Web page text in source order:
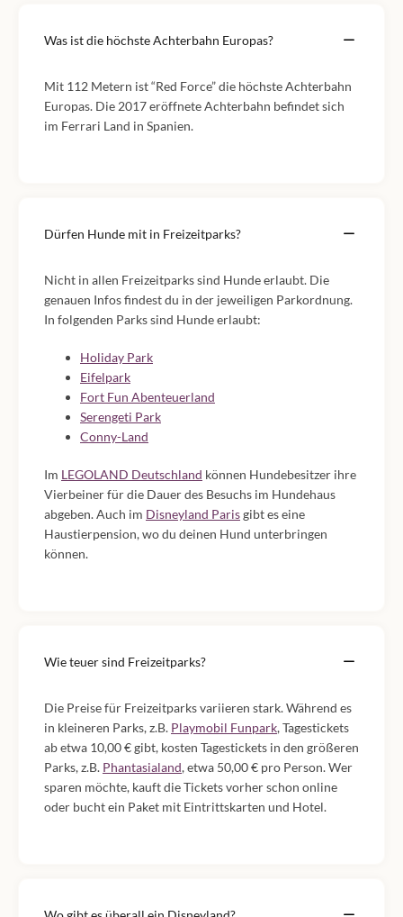
Was ist die höchste Achterbahn Europas?
Mit 112 Metern ist “Red Force” die höchste Achterbahn
Europas. Die 2017 eröffnete Achterbahn befindet sich
im Ferrari Land in Spanien.
Dürfen Hunde mit in Freizeitparks?
Nicht in allen Freizeitparks sind Hunde erlaubt. Die
genauen Infos findest du in der jeweiligen Parkordnung.
In folgenden Parks sind Hunde erlaubt:
Holiday Park
Eifelpark
Fort Fun Abenteuerland
Serengeti Park
Conny-Land
Im LEGOLAND Deutschland können Hundebesitzer ihre
Vierbeiner für die Dauer des Besuchs im Hundehaus
abgeben. Auch im Disneyland Parisgibt es eine
Haustierpension, wo du deinen Hund unterbringen
können.
Wie teuer sind Freizeitparks?
Die Preise für Freizeitparks variieren stark. Während es
in kleineren Parks, z.B. Playmobil Funpark, Tagestickets
ab etwa 10,00 € gibt, kosten Tagestickets in den größeren
Parks, z.B. Phantasialand, etwa 50,00 € pro Person. Wer
sparen möchte, kauft die Tickets vorher schon online
oder bucht ein Paket mit Eintrittskarten und Hotel.